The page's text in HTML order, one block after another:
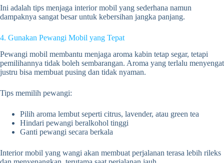
Ini adalah tips menjaga interior mobil yang sederhana namun
dampaknya sangat besar untuk kebersihan jangka panjang.
4. Gunakan Pewangi Mobil yang Tepat
Pewangi mobil membantu menjaga aroma kabin tetap segar, tetapi
pemilihannya tidak boleh sembarangan. Aroma yang terlalu menyengat
justru bisa membuat pusing dan tidak nyaman.
Tips memilih pewangi:
Pilih aroma lembut seperti citrus, lavender, atau green tea
Hindari pewangi beralkohol tinggi
Ganti pewangi secara berkala
Interior mobil yang wangi akan membuat perjalanan terasa lebih rileks